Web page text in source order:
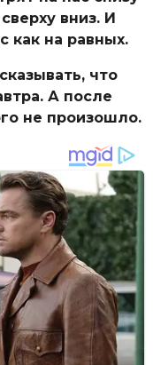
вниз. И
как на равных.
что
А после
не произошло.